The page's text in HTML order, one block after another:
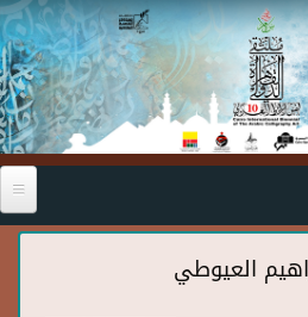
العيوطي